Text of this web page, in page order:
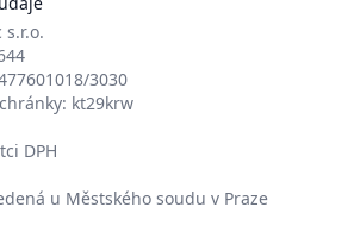
s.r.o.
3030
kt29krw
DPH
u Městského soudu v Praze